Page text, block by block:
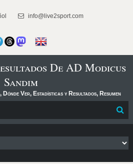
info@live2sport.com
De AD Modicus
Sandim
Ver, Estadísticas y Resultados, Resumen